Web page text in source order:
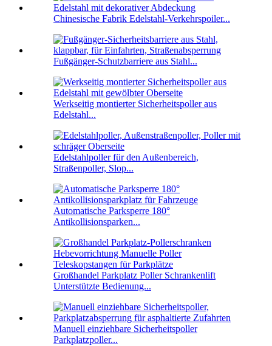
Chinesische Fabrik Edelstahl-Verkehrspoiler...
Fußgänger-Schutzbarriere aus Stahl...
Werkseitig montierter Sicherheitspoller aus
Edelstahl...
Edelstahlpoller für den Außenbereich,
Straßenpoller, Slop...
Automatische Parksperre 180°
Antikollisionsparken...
Großhandel Parkplatz Poller Schrankenlift
Unterstützte Bedienung...
Manuell einziehbare Sicherheitspoller
Parkplatzpoller...